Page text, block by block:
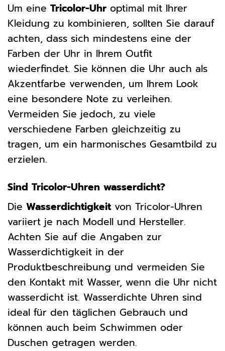
Um eine Tricolor-Uhr optimal mit Ihrer
Kleidung zu kombinieren, sollten Sie darauf
achten, dass sich mindestens eine der
Farben der Uhr in Ihrem Outfit
wiederfindet. Sie können die Uhr auch als
Akzentfarbe verwenden, um Ihrem Look
eine besondere Note zu verleihen.
Vermeiden Sie jedoch, zu viele
verschiedene Farben gleichzeitig zu
tragen, um ein harmonisches Gesamtbild zu
erzielen.
Sind Tricolor-Uhren wasserdicht?
Die Wasserdichtigkeitvon Tricolor-Uhren
variiert je nach Modell und Hersteller.
Achten Sie auf die Angaben zur
Wasserdichtigkeit in der
Produktbeschreibung und vermeiden Sie
den Kontakt mit Wasser, wenn die Uhr nicht
wasserdicht ist. Wasserdichte Uhren sind
ideal für den täglichen Gebrauch und
können auch beim Schwimmen oder
Duschen getragen werden.